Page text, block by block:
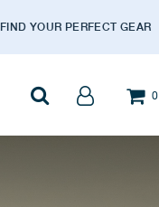
FIND YOUR PERFECT GEAR
0